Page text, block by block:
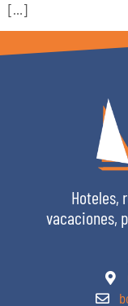
[…]
Hoteles,
vacaciones,